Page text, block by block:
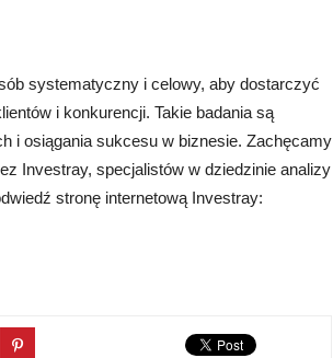
systematyczny i celowy, aby dostarczyć
i konkurencji. Takie badania są
i osiągania sukcesu w biznesie. Zachęcamy
Investray, specjalistów w dziedzinie analizy
stronę internetową Investray: